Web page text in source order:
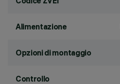
Alimentazione
Opzioni di montaggio
Controllo